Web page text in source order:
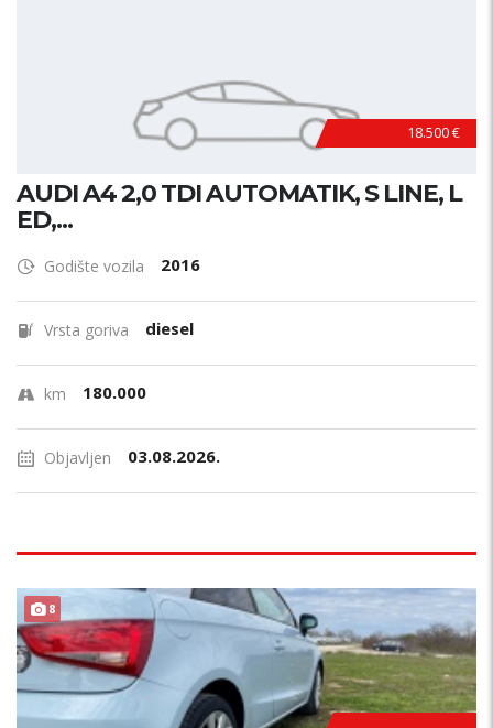
18.500 €
AUDI A4 2,0 TDI AUTOMATIK, S LINE, L
ED,...
Godište vozila 2016
Vrsta goriva diesel
km 180.000
Objavljen 03.08.2026.
8 AUTOMATIK